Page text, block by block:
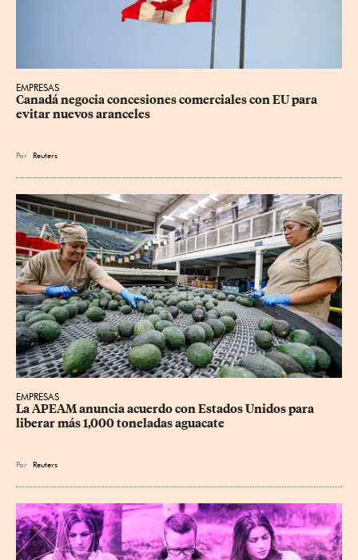
EMPRESAS
Canadá negocia concesiones comerciales con EU para
evitar nuevos aranceles
Por Reuters
EMPRESAS
La APEAM anuncia acuerdo con Estados Unidos para
liberar más 1,000 toneladas aguacate
Por Reuters